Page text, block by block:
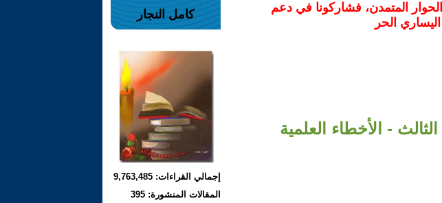
المتمدن، فشاركونا في دعم
الحر
- الأخطاء العلمية
كامل النجار
إجمالي القراءات: 9,763,485
المقالات المنشورة: 395